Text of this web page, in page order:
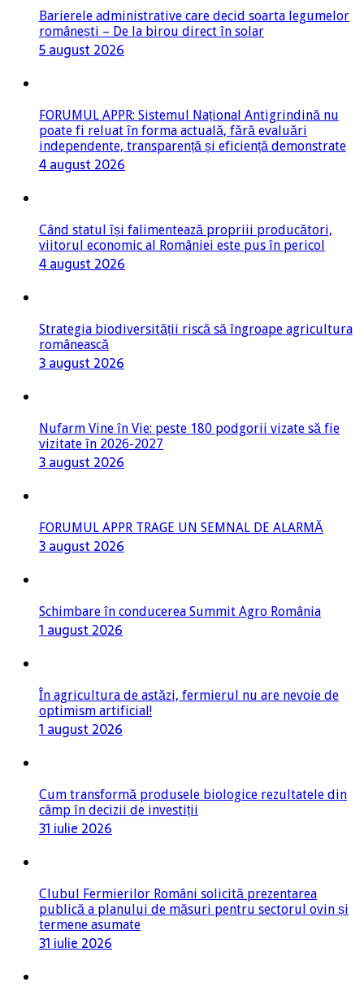
Barierele administrative care decid soarta legumelor
românești – De la birou direct în solar
5 august 2026
FORUMUL APPR: Sistemul Național Antigrindină nu
poate fi reluat în forma actuală, fără evaluări
independente, transparență și eficiență demonstrate
4 august 2026
Când statul își falimentează propriii producători,
viitorul economic al României este pus în pericol
4 august 2026
Strategia biodiversității riscă să îngroape agricultura
românească
3 august 2026
Nufarm Vine în Vie: peste 180 podgorii vizate să fie
vizitate în 2026-2027
3 august 2026
FORUMUL APPR TRAGE UN SEMNAL DE ALARMĂ
3 august 2026
Schimbare în conducerea Summit Agro România
1 august 2026
În agricultura de astăzi, fermierul nu are nevoie de
optimism artificial!
1 august 2026
Cum transformă produsele biologice rezultatele din
câmp în decizii de investiții
31 iulie 2026
Clubul Fermierilor Români solicită prezentarea
publică a planului de măsuri pentru sectorul ovin și
termene asumate
31 iulie 2026